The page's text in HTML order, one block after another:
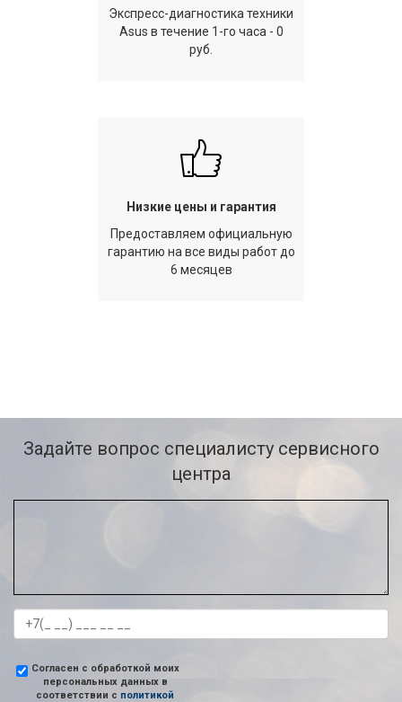
Экспресс-диагностика техники
Asus в течение 1-го часа - 0
руб.
Низкие цены и гарантия
Предоставляем официальную
гарантию на все виды работ до
6 месяцев
Задайте вопрос специалисту сервисного
центра
Согласен с обработкой моих
персональных данных в
соответствии с политикой